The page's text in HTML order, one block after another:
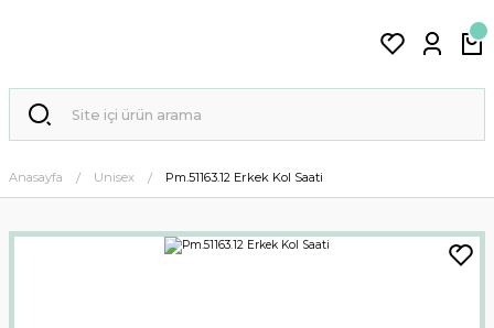
Anasayfa Unisex Pm.51163.12 Erkek Kol Saati